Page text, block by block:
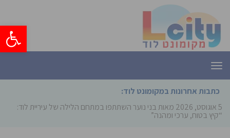
פתח
תפריט
כתבות אחרונות במקומונט לוד:
5 אוגוסט, 2026
מאות בני נוער השתתפו במתחם הלילה של עיריית לוד:
“קיץ בטוח, ערכי ומהנה”